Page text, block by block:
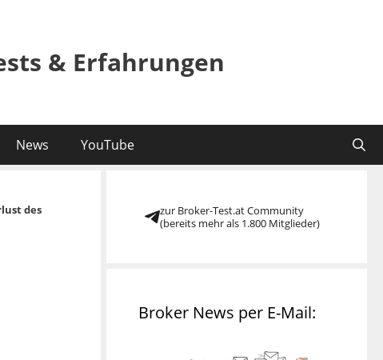
& Erfahrungen
News YouTube
des
zur Broker-Test.at Community
(bereits mehr als 1.800 Mitglieder)
Broker News per E-Mail: